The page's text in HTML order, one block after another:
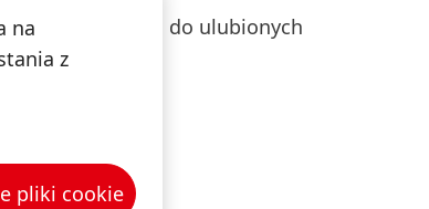
Dodaj do ulubionych
na
z
pliki cookie